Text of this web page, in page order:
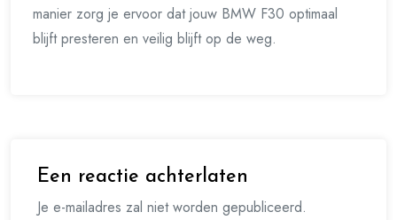
manier zorg je ervoor dat jouw BMW F30 optimaal
blijft presteren en veilig blijft op de weg.
Een reactie achterlaten
Je e-mailadres zal niet worden gepubliceerd.